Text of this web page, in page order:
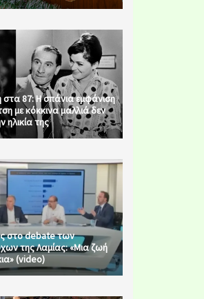
87: Η σπάνια εμφάνιση
με κόκκινα μαλλιά δεν
ηλικία της
στο debate των
της Λαμίας: «Μια ζωή
(video)